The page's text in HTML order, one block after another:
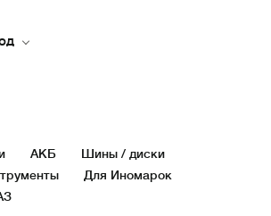
АКБ
Шины / диски
Для Иномарок